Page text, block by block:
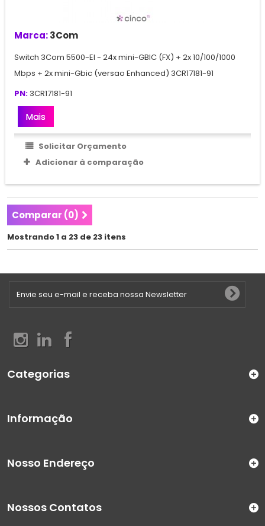
Marca:3Com
Switch 3Com 5500-EI - 24x mini-GBIC (FX) + 2x 10/100/1000
Mbps + 2x mini-Gbic (versao Enhanced) 3CR17181-91
PN: 3CR17181-91
Mais
Solicitar Orçamento
Adicionar à comparação
Comparar (0)
Mostrando 1 a 23 de 23 itens
Categorias
Informação
Nosso Endereço
Nossos Contatos